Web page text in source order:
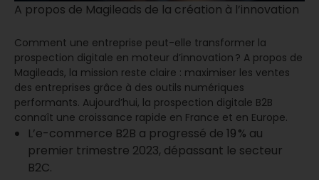
A propos de Magileads de la création à l’innovation
Comment une entreprise peut-elle transformer la
prospection digitale en moteur d’innovation ? A propos de
Magileads, la mission reste claire : maximiser les ventes
des entreprises grâce à des outils numériques
performants. Aujourd’hui, la prospection digitale B2B
connaît une croissance rapide en France et en Europe.
L’e-commerce B2B a progressé de19 % au
premier trimestre 2023, dépassant le secteur
B2C.